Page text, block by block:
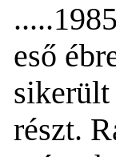
.....
eső
sikerült
részt.